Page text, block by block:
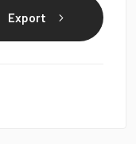
Export